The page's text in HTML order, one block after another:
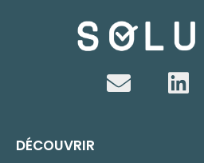
DÉCOUVRIR